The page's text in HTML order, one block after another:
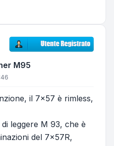
M95
il 7x57 è rimless,
leggere M 93, che è
del 7x57R,